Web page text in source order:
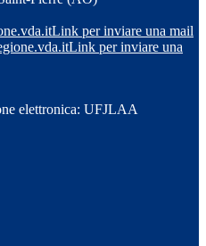
Link per inviare una mail
Link per inviare una
elettronica: UFJLAA